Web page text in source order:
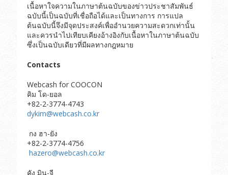
เนื้อหาใจความในภาษาต้นฉบับของข่าวประชาสัมพันธ์
ฉบับนี้เป็นฉบับที่เชื่อถือได้และเป็นทางการ การแปล
ต้นฉบับนี้จึงมีจุดประสงค์เพื่ออำนวยความสะดวกเท่านั้น
และควรนำไปเทียบเคียงอ้างอิงกับเนื้อหาในภาษาต้นฉบับ
ซึ่งเป็นฉบับเดียวที่มีผลทางกฎหมาย
Contacts
Webcash for COOCON
คิม โด-ยอล
+82-2-3774-4743
dykim@webcash.co.kr
กง ฮา-ยัง
+82-2-3774-4756
hazero@webcash.co.kr
คัง มิน-จี